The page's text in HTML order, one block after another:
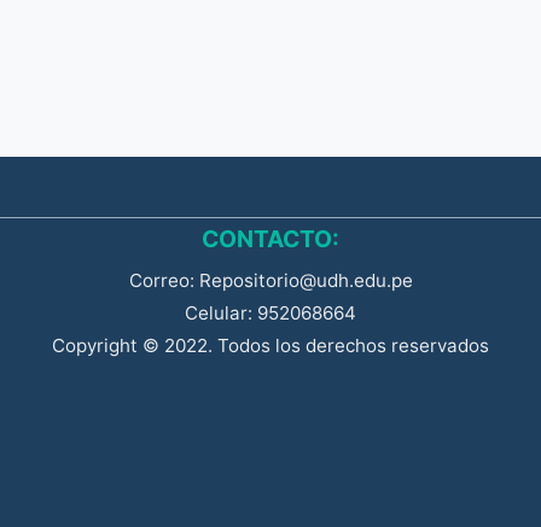
CONTACTO:
Correo: Repositorio@udh.edu.pe
Celular: 952068664
Copyright © 2022. Todos los derechos reservados